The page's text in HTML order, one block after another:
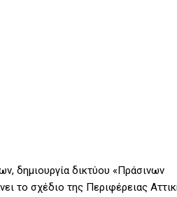
δημιουργία δικτύου «Πράσινων
το σχέδιο της Περιφέρειας